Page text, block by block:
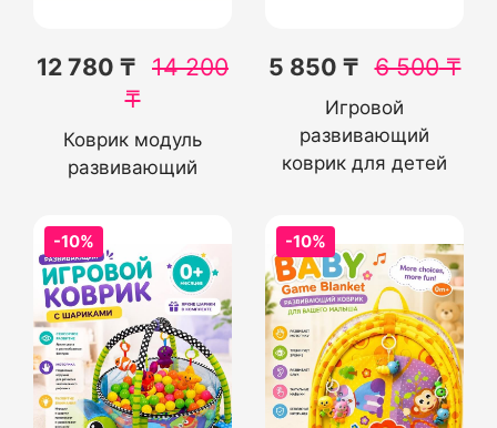
12 780 ₸ 14 200
₸
Коврик модуль
развивающий
5 850 ₸ 6 500₸
Игровой
развивающий
коврик для детей
-10% -10%